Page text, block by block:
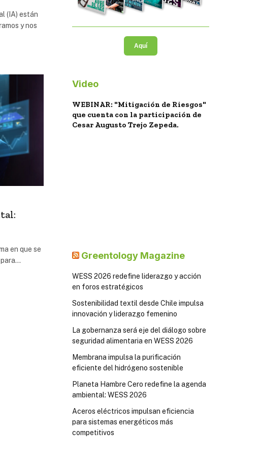
(IA) están
y nos
en que se
Aquí
Video
WEBINAR: "Mitigación de Riesgos"
que cuenta con la participación de
Cesar Augusto Trejo Zepeda.
Greentology Magazine
WESS 2026 redefine liderazgo y acción
en foros estratégicos
Sostenibilidad textil desde Chile impulsa
innovación y liderazgo femenino
La gobernanza será eje del diálogo sobre
seguridad alimentaria en WESS 2026
Membrana impulsa la purificación
eficiente del hidrógeno sostenible
Planeta Hambre Cero redefine la agenda
ambiental: WESS 2026
Aceros eléctricos impulsan eficiencia
para sistemas energéticos más
competitivos